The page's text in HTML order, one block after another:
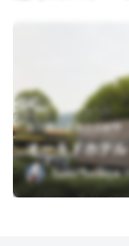
香川県小豆郡土庄町甲
オーキドホテル
Saito Tetsuya